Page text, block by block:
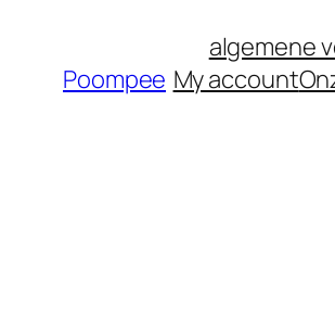
Poompee
algemene
My account